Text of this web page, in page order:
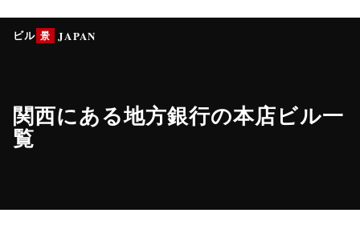
ビル 景 JAPAN
関西にある地方銀行の本店ビル一
覧